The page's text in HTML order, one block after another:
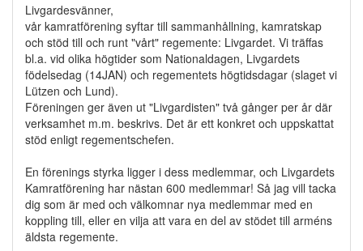
Livgardesvänner,
vår kamratförening syftar till sammanhållning, kamratskap
och stöd till och runt "vårt" regemente: Livgardet. Vi träffas
bl.a. vid olika högtider som Nationaldagen, Livgardets
födelsedag (14JAN) och regementets högtidsdagar (slaget vi
Lützen och Lund).
Föreningen ger även ut "Livgardisten" två gånger per år där
verksamhet m.m. beskrivs. Det är ett konkret och uppskattat
stöd enligt regementschefen.
En förenings styrka ligger i dess medlemmar, och Livgardets
Kamratförening har nästan 600 medlemmar! Så jag vill tacka
dig som är med och välkomnar nya medlemmar med en
koppling till, eller en vilja att vara en del av stödet till arméns
äldsta regemente.